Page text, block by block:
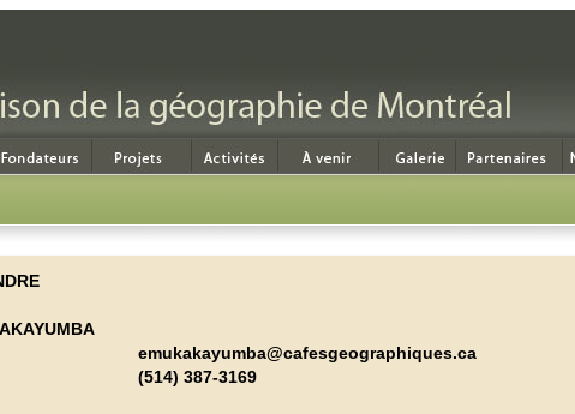
emukakayumba@cafesgeographiques.ca
(514) 387-3169